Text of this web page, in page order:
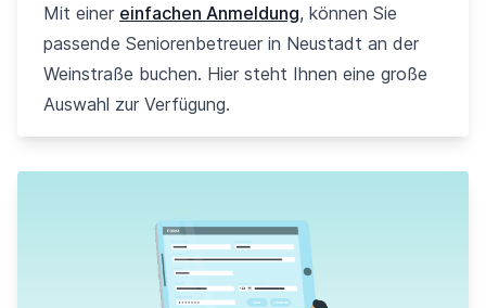
Mit einer einfachen Anmeldung, können Sie
passende Seniorenbetreuer in Neustadt an der
Weinstraße buchen. Hier steht Ihnen eine große
Auswahl zur Verfügung.